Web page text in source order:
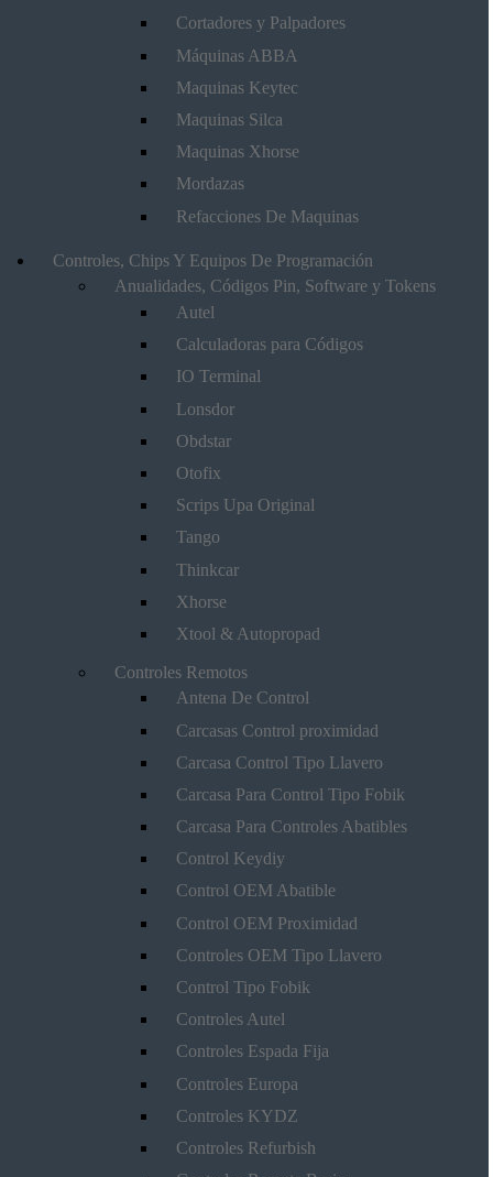
Cortadores y Palpadores
Máquinas ABBA
Maquinas Keytec
Maquinas Silca
Maquinas Xhorse
Mordazas
Refacciones De Maquinas
Controles, Chips Y Equipos De Programación
Anualidades, Códigos Pin, Software y Tokens
Autel
Calculadoras para Códigos
IO Terminal
Lonsdor
Obdstar
Otofix
Scrips Upa Original
Tango
Thinkcar
Xhorse
Xtool & Autopropad
Controles Remotos
Antena De Control
Carcasas Control proximidad
Carcasa Control Tipo Llavero
Carcasa Para Control Tipo Fobik
Carcasa Para Controles Abatibles
Control Keydiy
Control OEM Abatible
Control OEM Proximidad
Controles OEM Tipo Llavero
Control Tipo Fobik
Controles Autel
Controles Espada Fija
Controles Europa
Controles KYDZ
Controles Refurbish